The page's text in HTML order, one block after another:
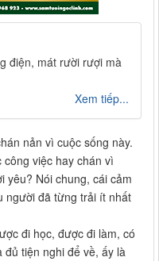
điện, mát rười rượi mà
Xem tiếp...
nản vì cuộc sống này.
việc hay chán vì
yêu? Nói chung, cái cảm
người đã từng trải ít nhất
đi học, được đi làm, có
tiện nghi để về, ấy là